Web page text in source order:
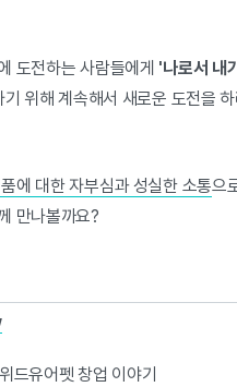
도전하는 사람들에게 '나로서 내
위해 계속해서 새로운 도전을
에 대한 자부심과 성실한 소통으
만나볼까요?
드유어펫 창업 이야기